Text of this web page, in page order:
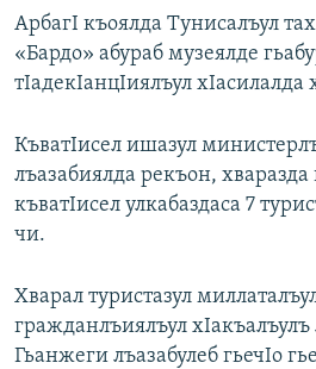
поиску
СЕВЕР.РЕАЛИИ
СИБИРЬ.РЕАЛИИ
ПОДПИШИТЕСЬ НА РАССЫЛКУ
СОЦИАЛЬНЫЕ СЕТИ
АрбагI къоялда Тунисалъул
«Бардо» абураб музеялде
тIадекIанцIиялъул хIасилалда
КъватIисел ишазул
лъазабиялда рекъон, хваразда
къватIисел улкабаздаса 7
чи.
Хварал туристазул
гражданлъиялъул хIакъалъулъ
Гьанжеги лъазабулеб гьечIо